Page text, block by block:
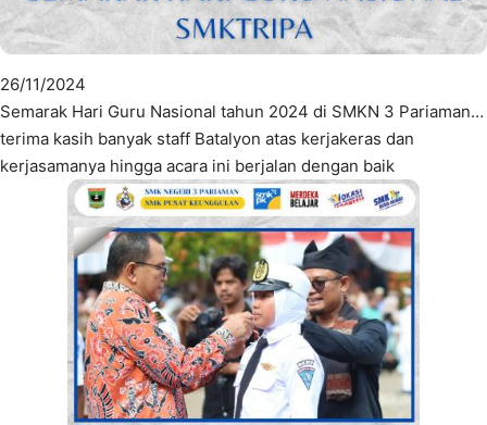
26/11/2024
Semarak Hari Guru Nasional tahun 2024 di SMKN 3 Pariaman…
terima kasih banyak staff Batalyon atas kerjakeras dan
kerjasamanya hingga acara ini berjalan dengan baik